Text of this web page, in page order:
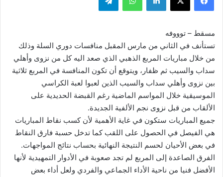
مسقط – توووفه
تستأنف في الثاني من مارس المقبل منافسات دوري السلة وذلك
من خلال مباريات المربع الذهبي الذي صعد اليه كل من نزوى وأهلي
سداب والسيب ثم ظفار، ويتوقع أن تكون المنافسة في المربع ثلاثية
بين نزوى وأهلي سداب والسيب الذين لعبوا لعبة الكراسي
الموسيقية خلال المواسم الماضية رغم القبضة الحديدية على
الألقاب من قبل نزوى نجم الألفية الجديدة.
جميع المباريات ستكون في غاية الأهمية لأن كسب نقاط المباريات
هي الفيصل في الحصول على اللقب كما تدخل حسبة فارق النقاط
في بعض الأحيان لحسم النتيجة النهائية بحساب نتائج المواجهات.
الفرق الصاعدة إلى المربع لم تجد صعوبة في الأدوار التمهيدية لأنها
الأفضل فنيا من ناحية الأداء الجماعي والفردي ولعل أداء بعض